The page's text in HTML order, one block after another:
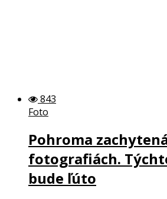
843
Foto
Pohroma
fotografiách.
bude ľúto